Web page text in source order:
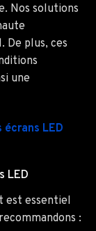
Nos solutions
De plus, ces
une
écrans LED
LED
est essentiel
: